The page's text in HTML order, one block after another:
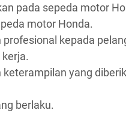
pada sepeda motor
motor Honda.
kepada
yang
berlaku.